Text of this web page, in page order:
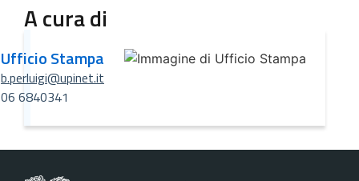
A cura di
Ufficio Stampa
b.perluigi@upinet.it
06 6840341